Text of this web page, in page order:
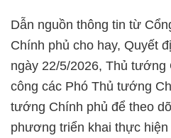
Dẫn nguồn thông tin từ
Chính phủ cho hay, Quyết
ngày 22/5/2026, Thủ tướng
công các Phó Thủ tướng
tướng Chính phủ để theo
phương triển khai thực